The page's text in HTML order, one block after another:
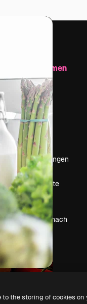
Unternehmen
Preise
Über uns
Reviews
Karriere
Suchtrends
Blog
Veranstaltungen
Slidesgo
Deine Inhalte
verkaufen
Pressesaal
Suchst du nach
magnific.ai
to the storing of cookies